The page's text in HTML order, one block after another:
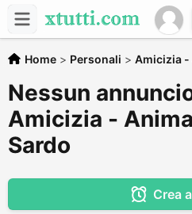
Home > Personali > Amicizia -
Nessun
Amicizia -
Sardo
Crea